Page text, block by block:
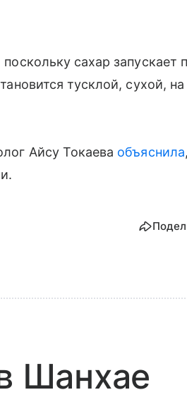
сахар запускает
тусклой, сухой, на
Айсу Токаева объяснила,
Шанхае